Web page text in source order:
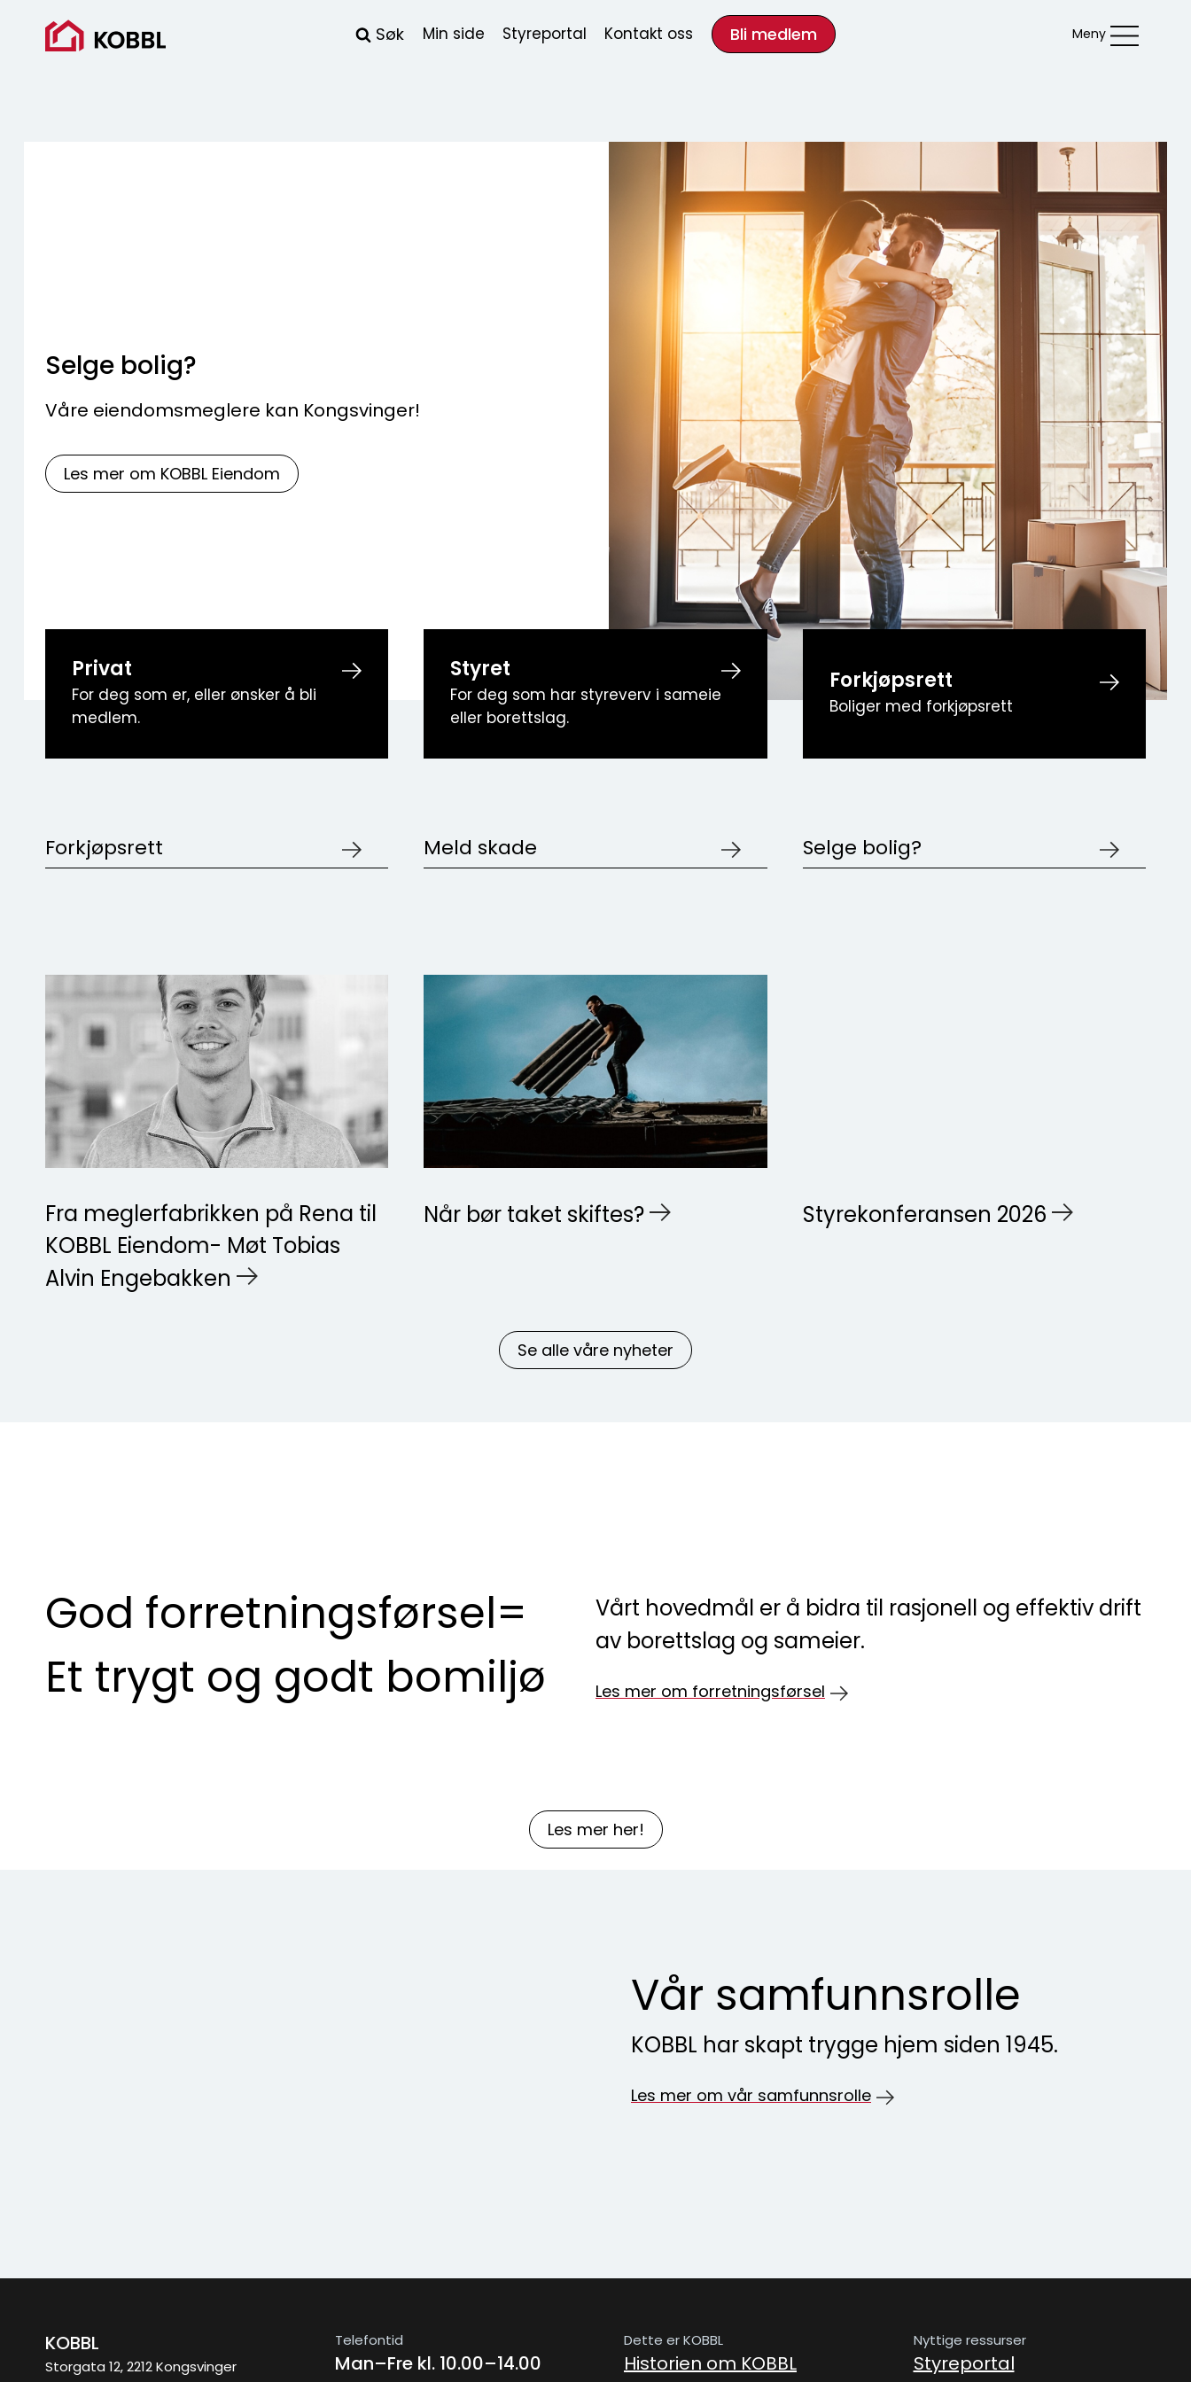
content
Søk Min side Styreportal Kontakt oss Bli medlem Meny
Selge bolig?
Våre eiendomsmeglere kan Kongsvinger!
Les mer om KOBBL Eiendom
Privat
For deg som er, eller ønsker å bli
medlem.
Styret
For deg som har styreverv i sameie
eller borettslag.
Forkjøpsrett
Boliger med forkjøpsrett
Forkjøpsrett Meld skade Selge bolig?
Fra meglerfabrikken på Rena til
KOBBL Eiendom- Møt Tobias
Alvin Engebakken
Når bør taket skiftes? Styrekonferansen 2026
Se alle våre nyheter
God forretningsførsel=
Et trygt og godt bomiljø
Vårt hovedmål er å bidra til rasjonell og effektiv drift
av borettslag og sameier.
Les mer om forretningsførsel
Les mer her!
Vår samfunnsrolle
KOBBL har skapt trygge hjem siden 1945.
Les mer om vår samfunnsrolle
KOBBL
Storgata 12, 2212 Kongsvinger
Telefontid
Man–Fre kl. 10.00–14.00
Dette er KOBBL
Historien om KOBBL
Nyttige ressurser
Styreportal